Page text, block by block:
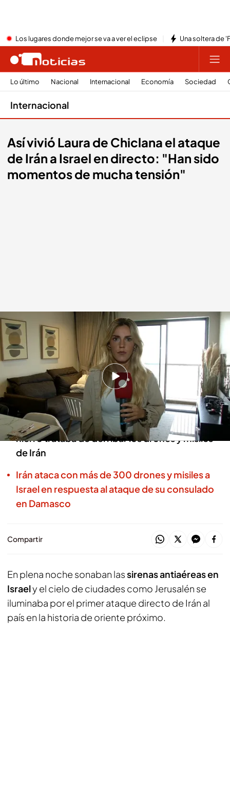
Los lugares donde mejor se va a ver el eclipse Una soltera de
Lo último Nacional Internacional Economía Sociedad
Internacional
Así vivió Laura de Chiclana el ataque
de Irán a Israel en directo: "Han sido
momentos de mucha tensión"
Así vivió Laura de Chiclana el ataque de Irán a Israel
Redacción digital Noticias Cuatro
14 ABR 2024 - 15:22h.
Laura de Chiclana vivió en primera persona el
ataque de Irán a Israel
La periodista pudo ver cómo la cúpula de
hierro trataba de derribar los drones y misiles
de Irán
Irán ataca con más de 300 drones y misiles a
Israel en respuesta al ataque de su consulado
en Damasco
Compartir
En plena noche sonaban lassirenas antiaéreas en
Israely el cielo de ciudades como Jerusalén se
iluminaba por el primer ataque directo de Irán al
país en la historia de oriente próximo.